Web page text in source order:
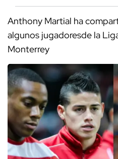
Anthony Martial ha
algunos jugadoresde la
Monterrey